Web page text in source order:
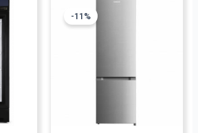
RSD.
RSD.
-11%